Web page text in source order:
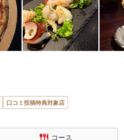
口コミ投稿特典対象店
コース